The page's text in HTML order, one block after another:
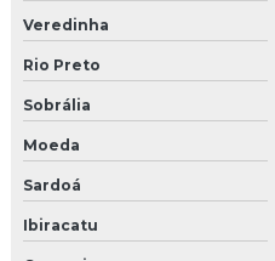
Veredinha
Rio Preto
Sobrália
Moeda
Sardoá
Ibiracatu